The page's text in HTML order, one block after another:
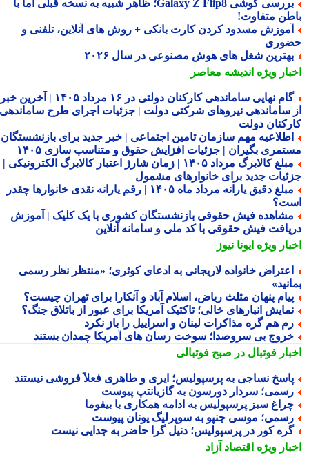
بررسی گوشی Galaxy Z Flip8؛ ظاهر شبیه به نسخه قبلی اما با
متفاوت!
مسدود کردن کارت بانکی + روش های آنلاین، تلفنی و
شغل های هوش مصنوعی در سال ۲۰۲۶
ویژهاندیشه معاصر
گام نهایی ساماندهی کارکنان دولتی در ۱۶ مرداد ۱۴۰۵ | آخرین خبر
ساماندهی نیروهای شرکتی دولت | جزئیات اجرای طرح ساماندهی
دولت
مهم سازمان تامین اجتماعی | خبر جدید برای بازنشستگان و
بگیران | جزئیات افزایش حقوق و متناسب سازی ۱۴۰۵
مبلغ کالابرگ مرداد ۱۴۰۵ | زمان شارژ اعتبار کالابرگ الکترونیکی |
جدید برای خانوارهای مشمول
مبلغ دقیق یارانه مرداد ماه ۱۴۰۵ | رقم یارانه نقدی خانوارها چقدر
فیش حقوقی بازنشستگان کشوری با یک کلیک | آموزش
فیش حقوقی با کد ملی و سامانه آنلاین
ویژهایونا نیوز
خانواده لاریجانی به ادعای کوثری؛ «منتظر نظر رسمی
پنهان مثلث ریاض، اسلام آباد و آنکارا برای تهران چیست؟
انبارهای خالی؛ تاکتیک آمریکا برای عبور از باتلاق جنگ؟
هم گره مذاکرات لبنان و اسراییل را باز نکرد
بی سروصدا؛ سوخت رسان های آمریکا چمدان بستند
فوتبال در صبح فوتبالی
نساجی به پرسپولیس؛ ایری و طاهری فعلاً فروشی نیستند
سردار دورسون به گازیانتپ پیوست
سبز پرسپولیس به ادامه همکاری با بیفوما
موسی جنپو به سوپرلیگ یونان پیوست
کور در پرسپولیس؛ دنیل گرا حاضر به جدایی نیست
ویژهاقتصاد آزاد